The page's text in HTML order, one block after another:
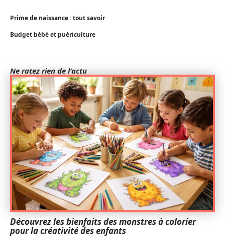
Prime de naissance : tout savoir
Budget bébé et puériculture
Ne ratez rien de l'actu
Découvrez les bienfaits des monstres à colorier
pour la créativité des enfants